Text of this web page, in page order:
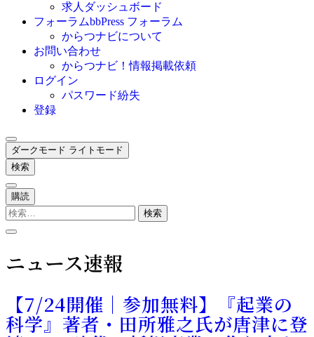
求人ダッシュボード
フォーラムbbPress フォーラム
からつナビについて
お問い合わせ
からつナビ！情報掲載依頼
ログイン
パスワード紛失
登録
ダークモード ライトモード
検索
購読
検
ニュース速報
【7/24開催｜参加無料】『起業の
科学』著者・田所雅之氏が唐津に登